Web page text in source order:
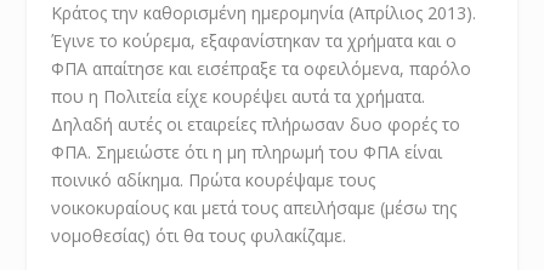
Κράτος την καθορισμένη ημερομηνία (Απρίλιος 2013).
Έγινε το κούρεμα, εξαφανίστηκαν τα χρήματα και ο
ΦΠΑ απαίτησε και εισέπραξε τα οφειλόμενα, παρόλο
που η Πολιτεία είχε κουρέψει αυτά τα χρήματα.
Δηλαδή αυτές οι εταιρείες πλήρωσαν δυο φορές το
ΦΠΑ. Σημειώστε ότι η μη πληρωμή του ΦΠΑ είναι
ποινικό αδίκημα. Πρώτα κουρέψαμε τους
νοικοκυραίους και μετά τους απειλήσαμε (μέσω της
νομοθεσίας) ότι θα τους φυλακίζαμε.